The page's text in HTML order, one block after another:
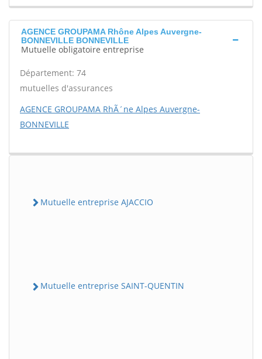
AGENCE GROUPAMA Rhône Alpes Auvergne-
BONNEVILLE BONNEVILLE
Mutuelle obligatoire entreprise
Département: 74
mutuelles d'assurances
AGENCE GROUPAMA RhÃ´ne Alpes Auvergne-
BONNEVILLE
Mutuelle entreprise AJACCIO
Mutuelle entreprise SAINT-QUENTIN